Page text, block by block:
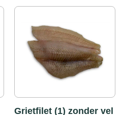
Grietfilet (1) zonder vel